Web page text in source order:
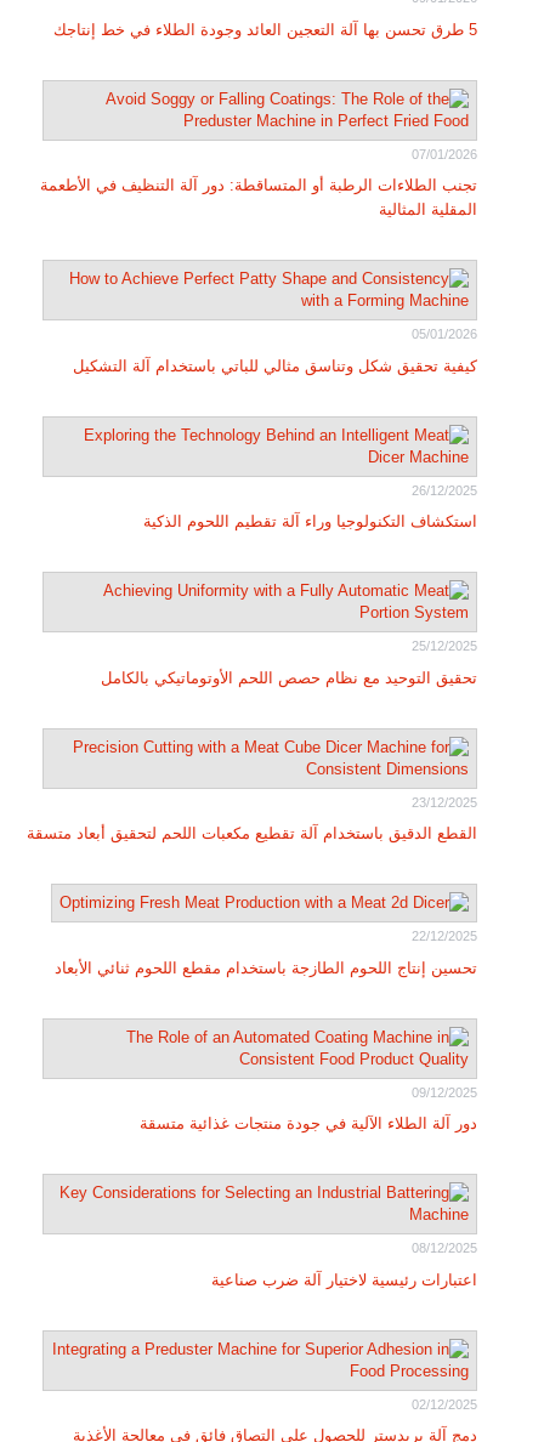
5 طرق تحسن بها آلة التعجين العائد وجودة الطلاء في خط إنتاجك
07/01/2026
تجنب الطلاءات الرطبة أو المتساقطة: دور آلة التنظيف في الأطعمة
المقلية المثالية
05/01/2026
كيفية تحقيق شكل وتناسق مثالي للباتي باستخدام آلة التشكيل
26/12/2025
استكشاف التكنولوجيا وراء آلة تقطيم اللحوم الذكية
25/12/2025
تحقيق التوحيد مع نظام حصص اللحم الأوتوماتيكي بالكامل
23/12/2025
القطع الدقيق باستخدام آلة تقطيع مكعبات اللحم لتحقيق أبعاد متسقة
22/12/2025
تحسين إنتاج اللحوم الطازجة باستخدام مقطع اللحوم ثنائي الأبعاد
09/12/2025
دور آلة الطلاء الآلية في جودة منتجات غذائية متسقة
08/12/2025
اعتبارات رئيسية لاختيار آلة ضرب صناعية
02/12/2025
دمج آلة بريدستر للحصول على التصاق فائق في معالجة الأغذية